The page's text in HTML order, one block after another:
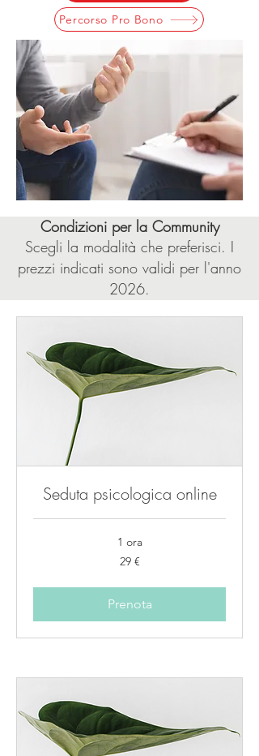
Percorso Pro Bono
Condizioni per la Community
Scegli la modalità che preferisci. I
prezzi indicati sono validi per l'anno
2026.
Seduta psicologica online
1 ora
29 €
Prenota